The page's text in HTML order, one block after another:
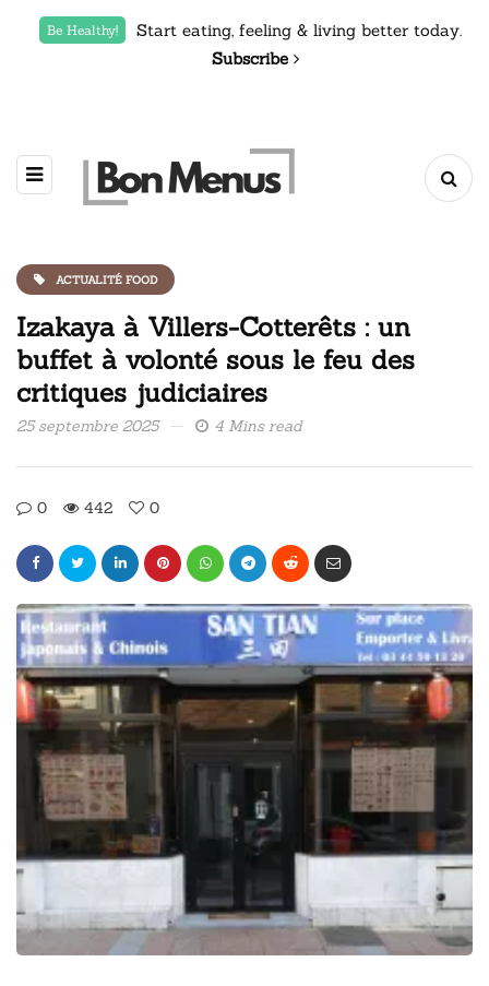
Be Healthy!
Start eating, feeling & living better today.
Subscribe
ACTUALITÉ FOOD
Izakaya à Villers-Cotterêts : un
buffet à volonté sous le feu des
critiques judiciaires
25 septembre 2025 4 Mins read
0 442 0